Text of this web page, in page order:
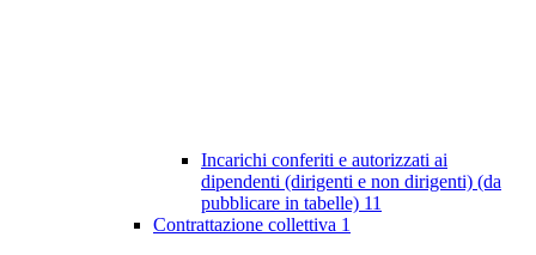
Incarichi conferiti e autorizzati ai
dipendenti (dirigenti e non dirigenti) (da
pubblicare in tabelle) 11
Contrattazione collettiva 1